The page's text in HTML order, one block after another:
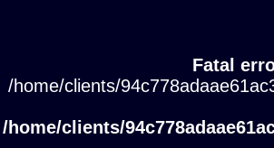
Fatal
/home/clients/
/home/clients/